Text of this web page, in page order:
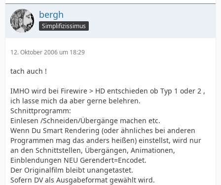
bergh
Simplifizissimus
12. Oktober 2006 um 18:29
tach auch !
IMHO wird bei Firewire > HD entschieden ob Typ 1 oder 2 ,
ich lasse mich da aber gerne belehren.
Schnittprogramm:
Einlesen /Schneiden/Übergänge machen etc.
Wenn Du Smart Rendering (oder ähnliches bei anderen
Programmen mag das anders heißen) einstellst, wird nur
an den Schnittstellen, Übergängen, Animationen,
Einblendungen NEU Gerendert=Encodet.
Der Originalfilm bleibt unangetastet.
Sofern DV als Ausgabeformat gewählt wird.